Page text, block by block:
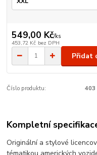
549,00 Kč/ks
453,72 Kč bez DPH
Přidat
Číslo produktu: 403
Kompletní
Originální a stylové